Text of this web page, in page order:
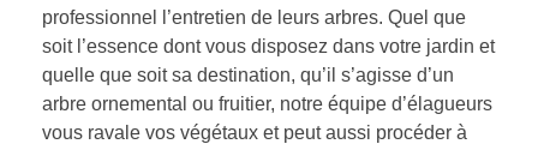
professionnel l’entretien de leurs arbres. Quel que
soit l’essence dont vous disposez dans votre jardin et
quelle que soit sa destination, qu’il s’agisse d’un
arbre ornemental ou fruitier, notre équipe d’élagueurs
vous ravale vos végétaux et peut aussi procéder à